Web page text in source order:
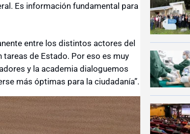
Es información fundamental para
entre los distintos actores del
de Estado. Por eso es muy
y la academia dialoguemos
más óptimas para la ciudadanía”.